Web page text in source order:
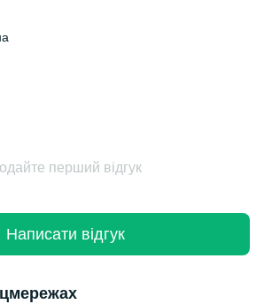
перший відгук
Написати відгук